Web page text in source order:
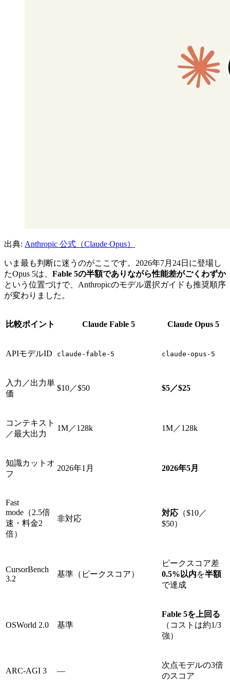
出典: Anthropic 公式（Claude Opus）
いま最も判断に迷うのがここです。2026年7月24日に登場し
たOpus 5は、 Fable 5の半額でありながら性能差がごくわずか
という位置づけで、Anthropicのモデル選択ガイドも推奨順序
が変わりました。
比較ポイント Claude Fable 5 Claude Opus 5
APIモデルID claude-fable-5 claude-opus-5
入力／出力単
価
$10／$50 $5／$25
コンテキスト
／最大出力
1M／128k 1M／128k
知識カットオ
フ
2026年1月 2026年5月
Fast
mode（2.5倍
速・料金2
倍）
非対応
対応 （$10／
$50）
CursorBench
3.2
基準（ピークスコア）
ピークスコア差
0.5%以内を半額
で達成
OSWorld 2.0 基準
Fable 5を上回る
（コストは約1/3
強）
ARC-AGI 3 —
次点モデルの3倍
のスコア